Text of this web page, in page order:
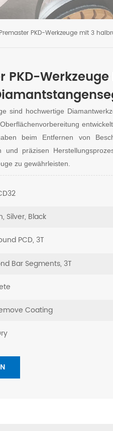
PKD-Werkzeuge mit 3
PKD-
sind hochwertige
beim Entfernen von
und präzisen
zu gewährleisten.
Silver, Black
PCD, 3T
Bar Segments, 3T
Coating